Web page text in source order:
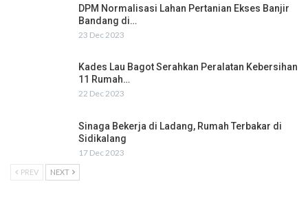
DPM Normalisasi Lahan Pertanian Ekses Banjir
Bandang di…
23 Dec 2023
Kades Lau Bagot Serahkan Peralatan Kebersihan
11 Rumah…
22 Dec 2023
Sinaga Bekerja di Ladang, Rumah Terbakar di
Sidikalang
17 Dec 2023
PREV NEXT